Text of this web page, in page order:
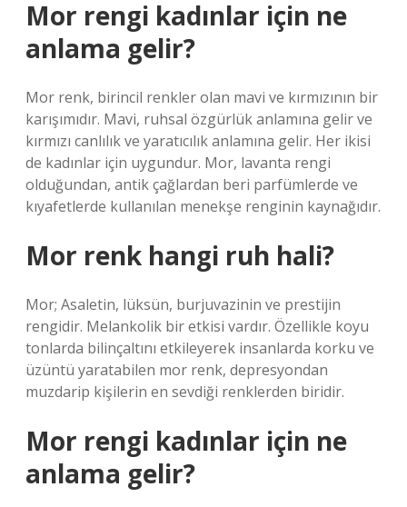
Mor rengi kadınlar için ne
anlama gelir?
Mor renk, birincil renkler olan mavi ve kırmızının bir
karışımıdır. Mavi, ruhsal özgürlük anlamına gelir ve
kırmızı canlılık ve yaratıcılık anlamına gelir. Her ikisi
de kadınlar için uygundur. Mor, lavanta rengi
olduğundan, antik çağlardan beri parfümlerde ve
kıyafetlerde kullanılan menekşe renginin kaynağıdır.
Mor renk hangi ruh hali?
Mor; Asaletin, lüksün, burjuvazinin ve prestijin
rengidir. Melankolik bir etkisi vardır. Özellikle koyu
tonlarda bilinçaltını etkileyerek insanlarda korku ve
üzüntü yaratabilen mor renk, depresyondan
muzdarip kişilerin en sevdiği renklerden biridir.
Mor rengi kadınlar için ne
anlama gelir?